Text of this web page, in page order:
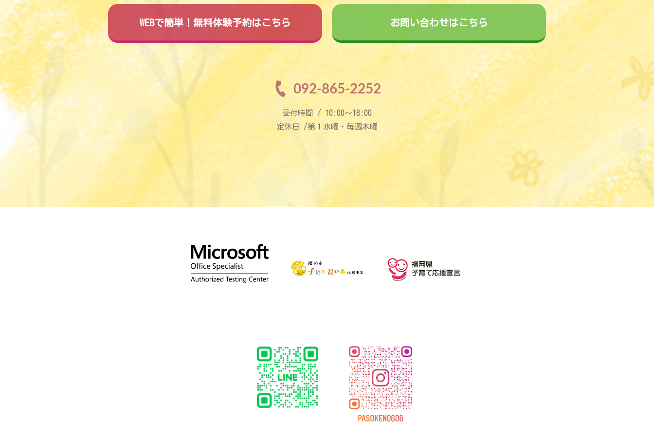
WEBで簡単！無料体験予約はこちら お問い合わせはこちら
092-865-2252
受付時間 / 10:00〜18:00
定休日 /第１水曜・毎週木曜